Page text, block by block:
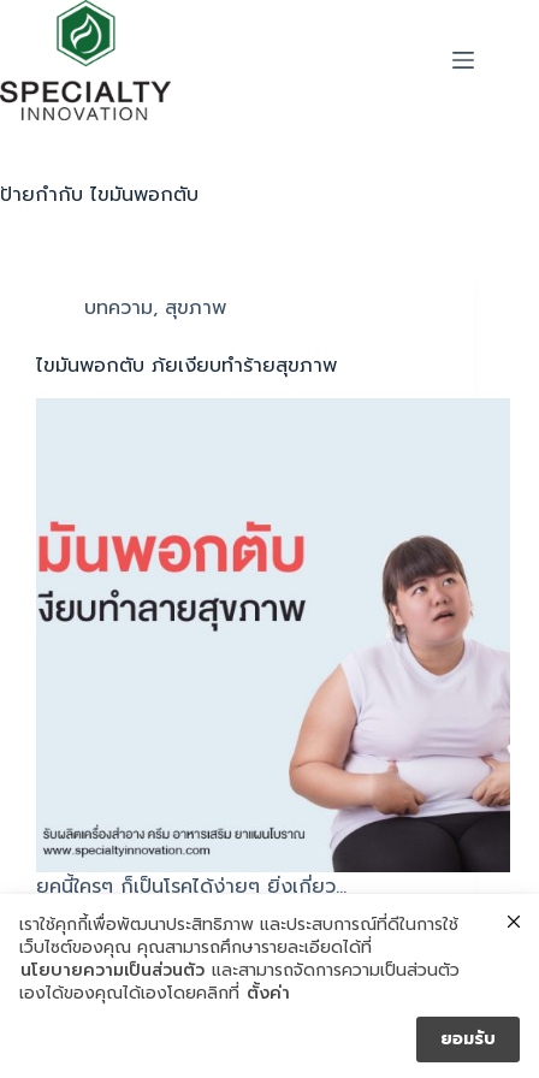
ป้ายกำกับ ไขมันพอกตับ
บทความ, สุขภาพ
ไขมันพอกตับ ภ้ยเงียบทำร้ายสุขภาพ
ยุคนี้ใครๆ ก็เป็นโรคได้ง่ายๆ ยิ่งเกี่ยว…
กรกฎาคม 3, 2020
เราใช้คุกกี้เพื่อพัฒนาประสิทธิภาพ และประสบการณ์ที่ดีในการใช้
เว็บไซต์ของคุณ คุณสามารถศึกษารายละเอียดได้ที่
นโยบายความเป็นส่วนตัว และสามารถจัดการความเป็นส่วนตัว
เองได้ของคุณได้เองโดยคลิกที่ ตั้งค่า
ยอมรับ